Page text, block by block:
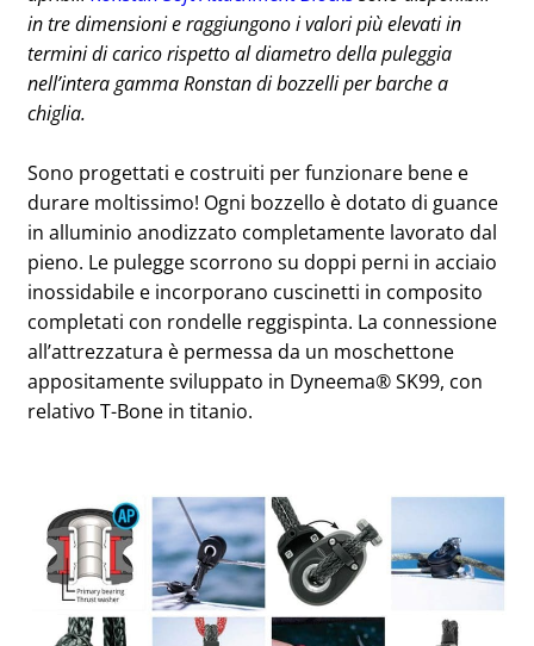
in tre dimensioni e raggiungono i valori più elevati in
termini di carico rispetto al diametro della puleggia
nell’intera gamma Ronstan di bozzelli per barche a
chiglia.
Sono progettati e costruiti per funzionare bene e
durare moltissimo! Ogni bozzello è dotato di guance
in alluminio anodizzato completamente lavorato dal
pieno. Le pulegge scorrono su doppi perni in acciaio
inossidabile e incorporano cuscinetti in composito
completati con rondelle reggispinta. La connessione
all’attrezzatura è permessa da un moschettone
appositamente sviluppato in Dyneema® SK99, con
relativo T-Bone in titanio.